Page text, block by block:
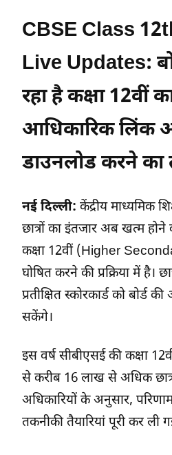
CBSE Class
Live Updates:
रहा है कक्षा 12वीं
आधिकारिक लिंक
डाउनलोड करने का
नई दिल्ली: केंद्रीय माध्यमिक
छात्रों का इंतजार अब खत्म
कक्षा 12वीं (Higher
घोषित करने की प्रक्रिया में
प्रतीक्षित स्कोरकार्ड को
सकेंगे।
इस वर्ष सीबीएसई की कक्षा
से करीब 16 लाख से अधिक
अधिकारियों के अनुसार,
तकनीकी तैयारियां पूरी कर ली